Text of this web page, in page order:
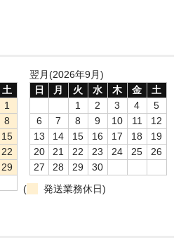
土
1
8
15
22
29
翌月(2026年9月)
日
月 火 水 木 金
土
1
2 3 4
5
6
7 8 9 10 11
12
13
14 15 16 17 18
19
20
21 22 23 24 25
26
27
28 29
30
(
発送業務休日)